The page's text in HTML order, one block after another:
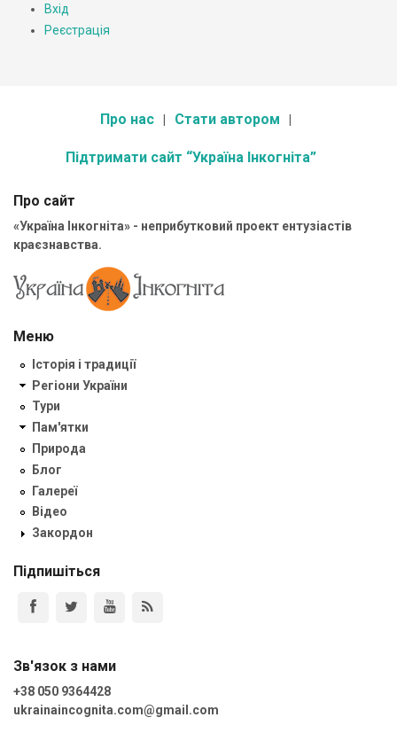
Вхід
Реєстрація
Про нас Стати автором
Підтримати сайт “Україна Інкогніта”
Про сайт
«Україна Інкогніта» - неприбутковий проект ентузіастів
краєзнавства.
Меню
Історія і традиції
Регіони України
Тури
Пам'ятки
Природа
Блог
Галереї
Відео
Закордон
Підпишіться
Зв'язок з нами
+38 050 9364428
ukrainaincognita.com@gmail.com